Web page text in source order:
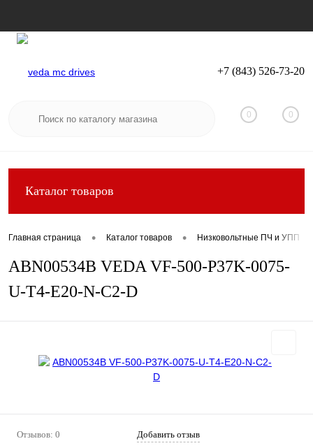
Вход Регистрация
+7 (843) 526-73-20
0 0
Каталог товаров
Главная страница • Каталог товаров • Низковольтные ПЧ и УПП
ABN00534B VEDA VF-500-P37K-0075-
U-T4-E20-N-C2-D
Отзывов: 0
Добавить отзыв